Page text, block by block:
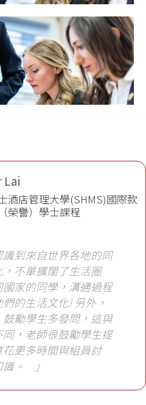
Lai
酒店管理大學(SHMS)國際款
榮譽）學士課程
識到來自世界各地的同
不單擴闊了生活圈
家的同學，溝通過程
的生活文化! 另外，
勵學生多發問，這與
，老師很鼓勵學生提
更多時間與組員討
識。 」